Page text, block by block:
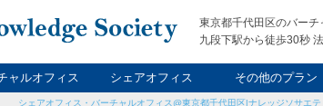
東京都千代田区のバー
九段下駅から徒歩30秒
ャルオフィス シェアオフィス その他のプラン
シェアオフィス・バーチャルオフィス@東京都千代田区|ナレッジソサエテ